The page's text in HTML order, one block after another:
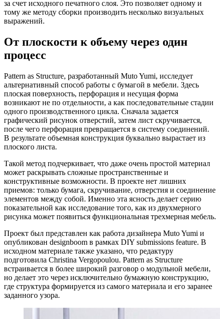
за счет исходного печатного слоя. Это позволяет одному и
тому же методу сборки производить несколько визуальных
выражений.
От плоскости к объему через один
процесс
Pattern as Structure, разработанный Muto Yumi, исследует
альтернативный способ работы с бумагой в мебели. Здесь
плоская поверхность, перфорация и несущая форма
возникают не по отдельности, а как последовательные стадии
одного производственного цикла. Сначала задается
графический рисунок отверстий, затем лист скручивается,
после чего перфорация превращается в систему соединений.
В результате объемная конструкция буквально вырастает из
плоского листа.
Такой метод подчеркивает, что даже очень простой материал
может раскрывать сложные пространственные и
конструктивные возможности. В проекте нет лишних
приемов: только бумага, скручивание, отверстия и соединение
элементов между собой. Именно эта ясность делает серию
показательной как исследование того, как из двухмерного
рисунка может появиться функциональная трехмерная мебель.
Проект был представлен как работа дизайнера Muto Yumi и
опубликован designboom в рамках DIY submissions feature. В
исходном материале также указано, что редактуру
подготовила Christina Vergopoulou. Pattern as Structure
встраивается в более широкий разговор о модульной мебели,
но делает это через исключительно бумажную конструкцию,
где структура формируется из самого материала и его заранее
заданного узора.